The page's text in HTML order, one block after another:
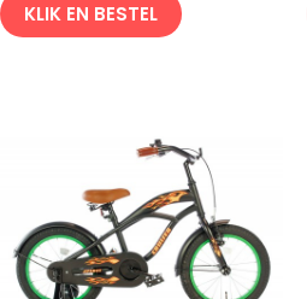
KLIK EN BESTEL